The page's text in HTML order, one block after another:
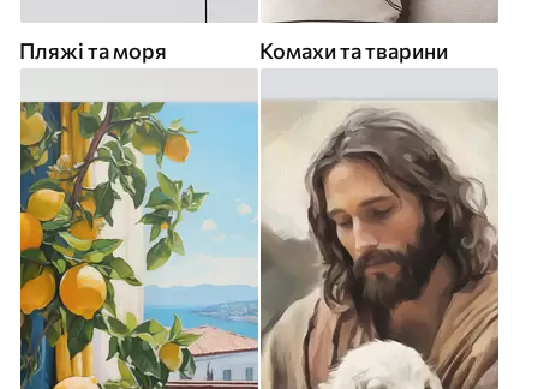
Пляжі та моря Комахи та тварини